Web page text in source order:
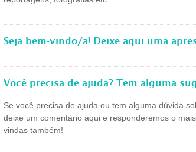
Seja bem-vindo/a! Deixe aqui uma
Você precisa de ajuda? Tem alguma
Se você precisa de ajuda ou tem alguma dúvida
deixe um comentário aqui e responderemos o
vindas também!